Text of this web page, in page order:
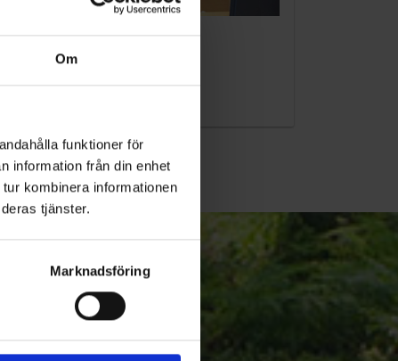
Om
funktioner för
information från din enhet
kombinera informationen
tjänster.
Marknadsföring
010-45 00 200​